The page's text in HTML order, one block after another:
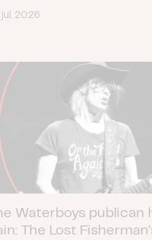
2026
Waterboys publican
The Lost